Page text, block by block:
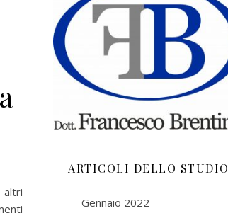
altri
ARTICOLI DELLO STUDIO
Gennaio 2022